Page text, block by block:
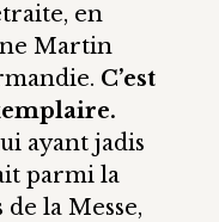
en
Martin
C’est
ayant jadis
parmi la
la Messe,